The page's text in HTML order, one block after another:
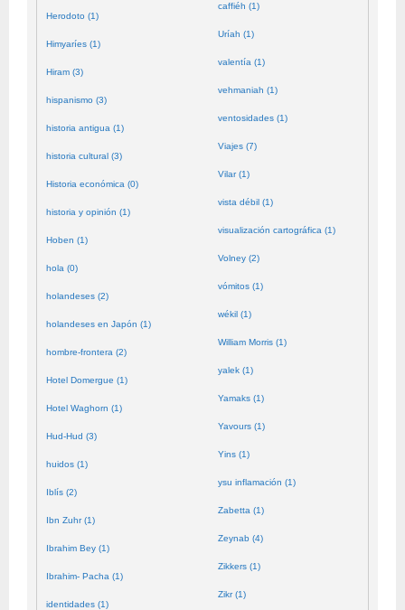
Herodoto (1)
Himyaríes (1)
Hiram (3)
hispanismo (3)
historia antigua (1)
historia cultural (3)
Historia económica (0)
historia y opinión (1)
Hoben (1)
hola (0)
holandeses (2)
holandeses en Japón (1)
hombre-frontera (2)
Hotel Domergue (1)
Hotel Waghorn (1)
Hud-Hud (3)
huidos (1)
Iblís (2)
Ibn Zuhr (1)
Ibrahim Bey (1)
Ibrahim- Pacha (1)
identidades (1)
caffiéh (1)
Uríah (1)
valentía (1)
vehmaniah (1)
ventosidades (1)
Viajes (7)
Vilar (1)
vista débil (1)
visualización cartográfica (1)
Volney (2)
vómitos (1)
wékil (1)
William Morris (1)
yalek (1)
Yamaks (1)
Yavours (1)
Yins (1)
ysu inflamación (1)
Zabetta (1)
Zeynab (4)
Zikkers (1)
Zikr (1)